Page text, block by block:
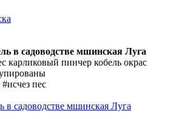
в садоводстве мшинская Луга
карликовый пинчер кобель окрас
пес
в садоводстве мшинская Луга